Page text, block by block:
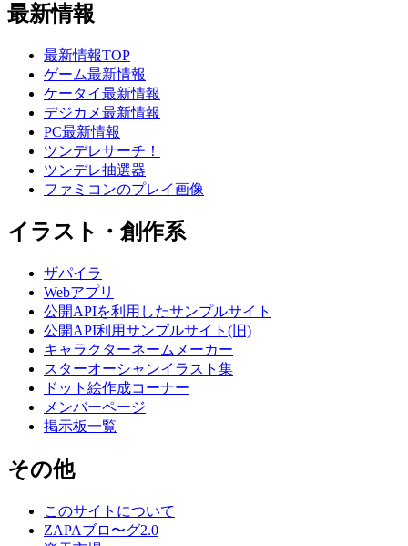
最新情報
最新情報TOP
ゲーム最新情報
ケータイ最新情報
デジカメ最新情報
PC最新情報
ツンデレサーチ！
ツンデレ抽選器
ファミコンのプレイ画像
イラスト・創作系
ザパイラ
Webアプリ
公開APIを利用したサンプルサイト
公開API利用サンプルサイト(旧)
キャラクターネームメーカー
スターオーシャンイラスト集
ドット絵作成コーナー
メンバーページ
掲示板一覧
その他
このサイトについて
ZAPAブロ〜グ2.0